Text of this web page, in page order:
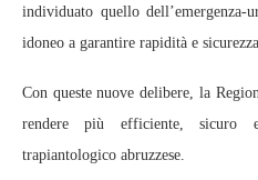
individuato quello
idoneo a garantire rapidità e sicurezza.
Con queste nuove delibere, la
rendere più efficiente, sicuro
trapiantologico abruzzese.